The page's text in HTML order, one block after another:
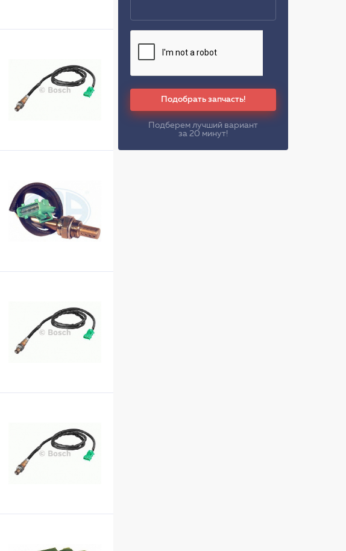
Подобрать запчасть!
Подберем лучший вариант
за 20 минут!